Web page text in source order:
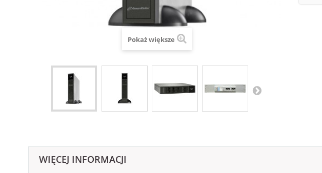
Pokaż większe
WIĘCEJ INFORMACJI